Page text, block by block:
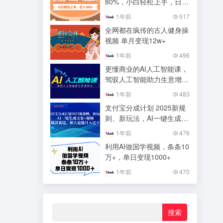
500+1年前 517
全网都在疯传的古人健身操
视频 单月变现12w+
1年前 496
更懂商业的AI人工智能课，
驾驭人工智能助力生意增长
（更新116节）
1年前 483
支付宝分成计划 2025新规
则、新玩法，AI一键生成文
案+视频，爆款赛道，新人
也能月入过万
1年前 476
利用AI做国学视频，条条10
万+，单日变现1000+
1年前 470